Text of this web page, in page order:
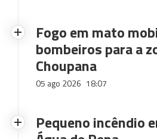
Fogo em mato
bombeiros para a
Choupana
05 ago 2026 18:07
Pequeno incêndio